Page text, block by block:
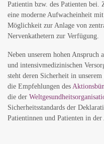
Patientin bzw. des Patienten bei.
eine moderne Aufwacheinheit
Möglichkeit zur Anlage von
Nervenkathetern zur Verfügung.
Neben unserem hohen Anspruch
und intensivmedizinischen
steht deren Sicherheit in
die Empfehlungen des
die der
Sicherheitsstandards der
Patientinnen und Patienten in